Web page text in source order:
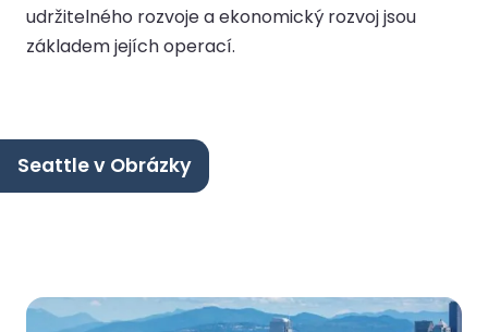
udržitelného rozvoje a ekonomický rozvoj jsou
základem jejích operací.
Seattle v Obrázky